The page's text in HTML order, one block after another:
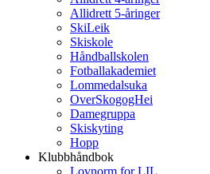
Allidrett 5-åringer
SkiLeik
Skiskole
Håndballskolen
Fotballakademiet
Lommedalsuka
OverSkogogHei
Damegruppa
Skiskyting
Hopp
Klubbhåndbok
Lovnorm for LIL